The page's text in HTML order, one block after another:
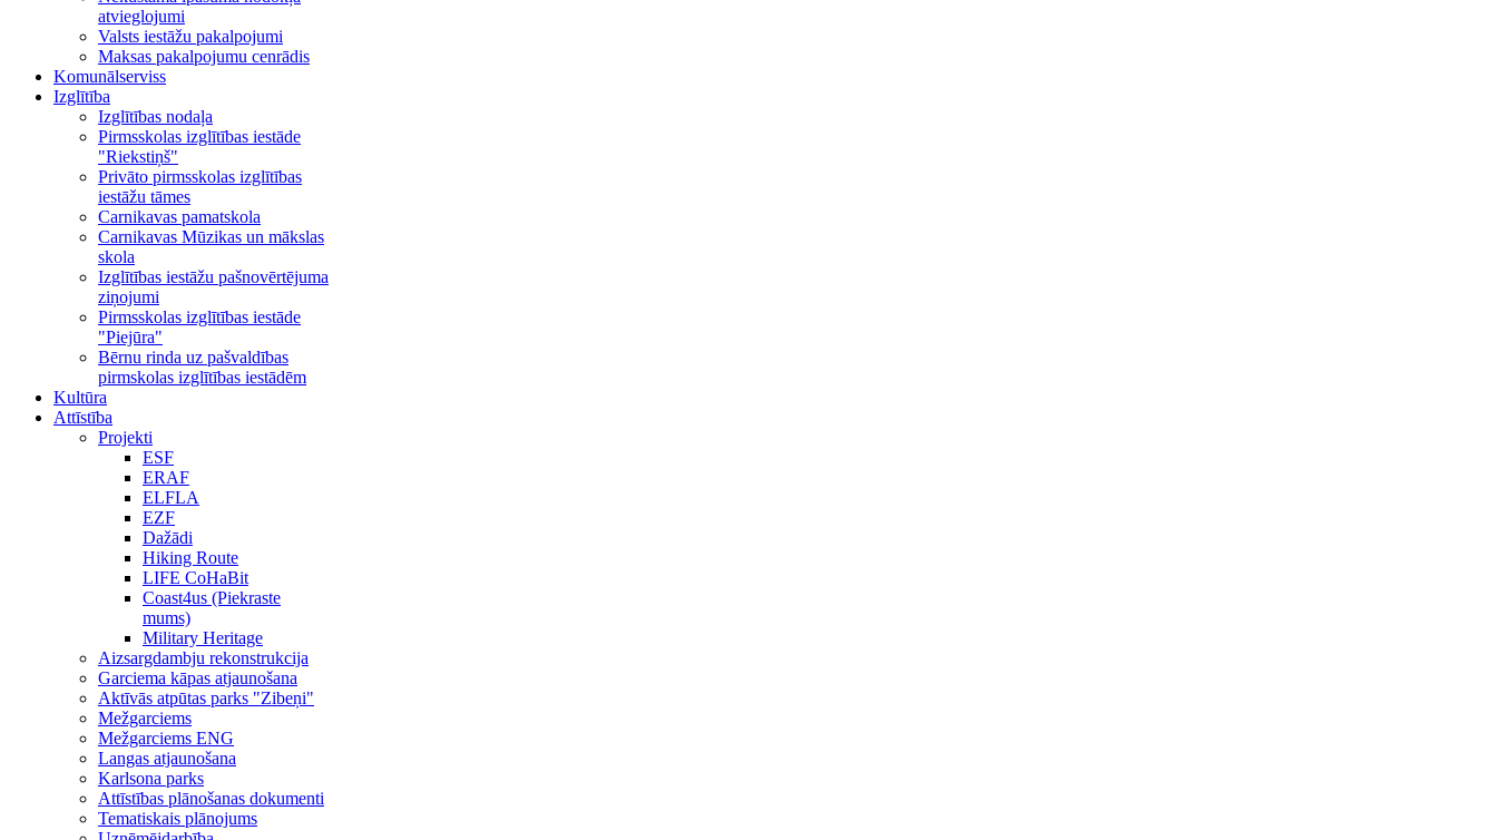
atvieglojumi
Valsts iestāžu pakalpojumi
Maksas pakalpojumu cenrādis
Komunālserviss
Izglītība
Izglītības nodaļa
Pirmsskolas izglītības iestāde
"Riekstiņš"
Privāto pirmsskolas izglītības
iestāžu tāmes
Carnikavas pamatskola
Carnikavas Mūzikas un mākslas
skola
Izglītības iestāžu pašnovērtējuma
ziņojumi
Pirmsskolas izglītības iestāde
"Piejūra"
Bērnu rinda uz pašvaldības
pirmskolas izglītības iestādēm
Kultūra
Attīstība
Projekti
ESF
ERAF
ELFLA
EZF
Dažādi
Hiking Route
LIFE CoHaBit
Coast4us (Piekraste
mums)
Military Heritage
Aizsargdambju rekonstrukcija
Garciema kāpas atjaunošana
Aktīvās atpūtas parks "Zibeņi"
Mežgarciems
Mežgarciems ENG
Langas atjaunošana
Karlsona parks
Attīstības plānošanas dokumenti
Tematiskais plānojums